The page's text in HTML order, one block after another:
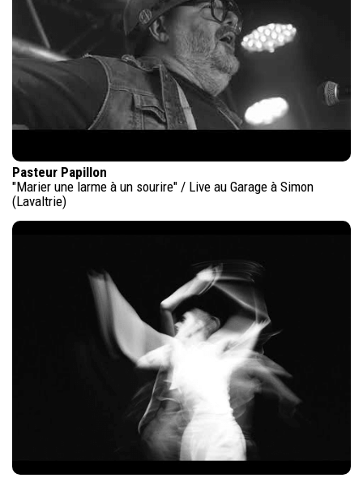
Pasteur Papillon
"Marier une larme à un sourire" / Live au Garage à Simon
(Lavaltrie)